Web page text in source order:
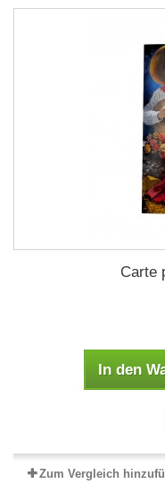
Carte
In den
Zum Vergleich